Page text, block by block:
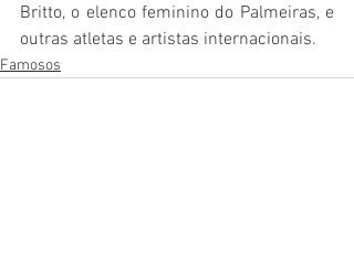
Britto, o elenco feminino do Palmeiras, e
outras atletas e artistas internacionais.
Famosos